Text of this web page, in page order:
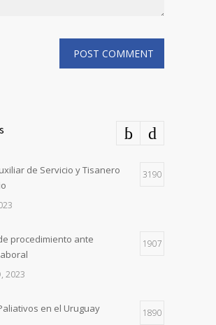
de Servicio y Tisanero
3190
procedimiento ante
1907
2023
en el Uruguay 1890